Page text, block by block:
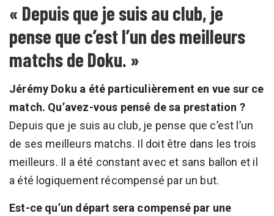
« Depuis que je suis au club, je
pense que c’est l’un des meilleurs
matchs de Doku. »
Jérémy Doku a été particulièrement en vue sur ce
match. Qu’avez-vous pensé de sa prestation ?
Depuis que je suis au club, je pense que c’est l’un
de ses meilleurs matchs. Il doit être dans les trois
meilleurs. Il a été constant avec et sans ballon et il
a été logiquement récompensé par un but.
Est-ce qu’un départ sera compensé par une